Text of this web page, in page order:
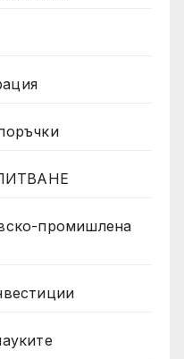
промишлена